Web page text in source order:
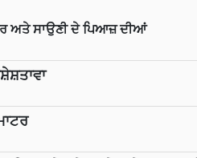
ਅਤੇ ਸਾਉਣੀ ਦੇ ਪਿਆਜ਼ ਦੀਆਂ